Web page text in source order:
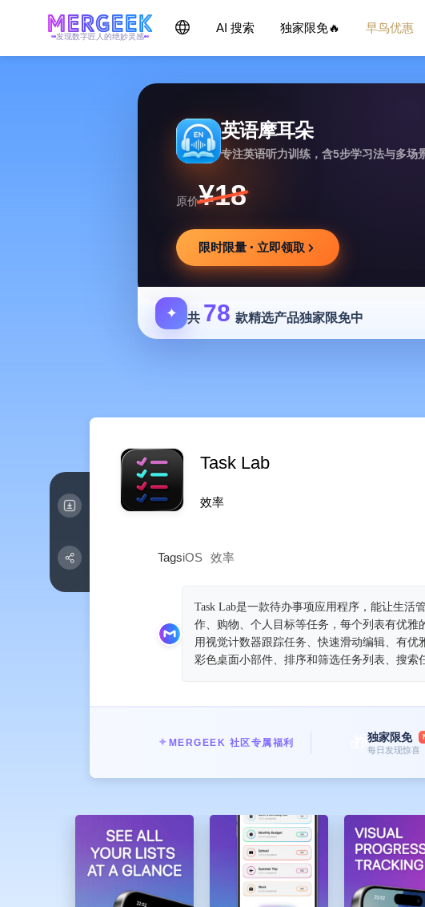
发现数字匠人的绝妙灵感
AI 搜索 独家限免🔥 早鸟优惠
英语摩耳朵
专注英语听力训练，含5步学习法与多场
原价¥18
限时限量 · 立即领取
✦ 共 78 款精选产品独家限免中
Task Lab
效率
TagsiOS 效率
Task Lab是一款待办事项应用程序，能让生
作、购物、个人目标等任务，每个列表有优雅
用视觉计数器跟踪任务、快速滑动编辑、有
彩色桌面小部件、排序和筛选任务列表、搜索
✦ MERGEEK 社区专属福利 独家限免
每日发现惊喜